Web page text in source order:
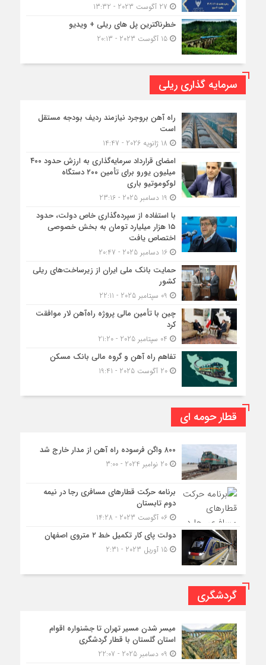
خطرناکترین پل های ریلی + ویدیو
15 آگوست 2023 - 20:13
سرمایه گذاری ریلی
راه آهن بروجرد نیازمند ردیف بودجه مستقل
است
امضای قرارداد سرمایه‌گذاری به ارزش حدود ۴۰۰
میلیون یورو برای تأمین ۲۰۰ دستگاه
لوکوموتیو باری
با استفاده از سپرده‌گذاری خاص دولت، حدود
۱۵ هزار میلیارد تومان به بخش خصوصی
اختصاص یافت
16 دسامبر 2025 - 20:47
حمایت بانک ملی ایران از زیرساخت‌های ریلی
کشور
چین با تأمین مالی پروژه راه‌آهن لار موافقت
کرد
تفاهم راه آهن و گروه مالی بانک مسکن
20 آگوست 2025 - 19:41
قطار حومه ای
۸۰۰ واگن فرسوده راه آهن از مدار خارج شد
20 نوامبر 2024 - 3:00
برنامه حرکت قطارهای مسافری رجا در نیمه
دوم تابستان
06 آگوست 2023 - 14:28
دولت پای کار تکمیل خط ۲ متروی اصفهان
15 آوریل 2023 - 2:31
گردشگری
میسر شدن مسیر تهران تا جشنواره اقوام
استان گلستان با قطار گردشگری